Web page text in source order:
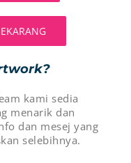
kami sedia
menarik dan
dan mesej yang
selebihnya.